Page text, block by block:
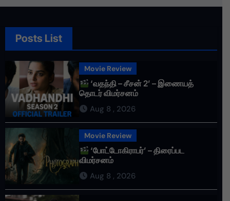
Posts List
Movie Review
‘வதந்தி – சீசன் 2’ – இணையத்
தொடர் விமர்சனம்
Aug 8 , 2026
Movie Review
‘போட்டோகிராபர்’ – திரைப்பட
விமர்சனம்
Aug 8 , 2026